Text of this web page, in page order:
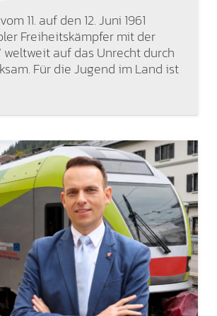
11. auf den 12. Juni 1961
Freiheitskämpfer mit der
weltweit auf das Unrecht durch
Für die Jugend im Land ist